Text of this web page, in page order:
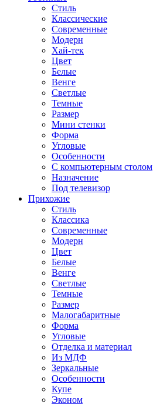
Стиль
Классические
Современные
Модерн
Хай-тек
Цвет
Белые
Венге
Светлые
Темные
Размер
Мини стенки
Форма
Угловые
Особенности
С компьютерным столом
Назначение
Под телевизор
Прихожие
Стиль
Классика
Современные
Модерн
Цвет
Белые
Венге
Светлые
Темные
Размер
Малогабаритные
Форма
Угловые
Отделка и материал
Из МДФ
Зеркальные
Особенности
Купе
Эконом